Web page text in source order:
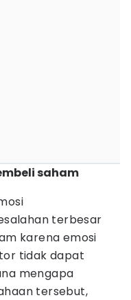
saham
terbesar
karena emosi
tidak dapat
mengapa
tersebut,